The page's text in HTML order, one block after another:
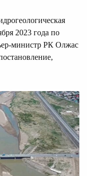
2023 года по
министр РК Олжас